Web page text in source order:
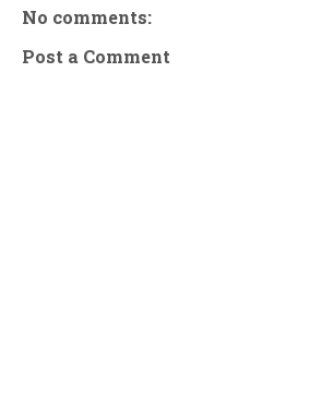
No comments:
Post a Comment